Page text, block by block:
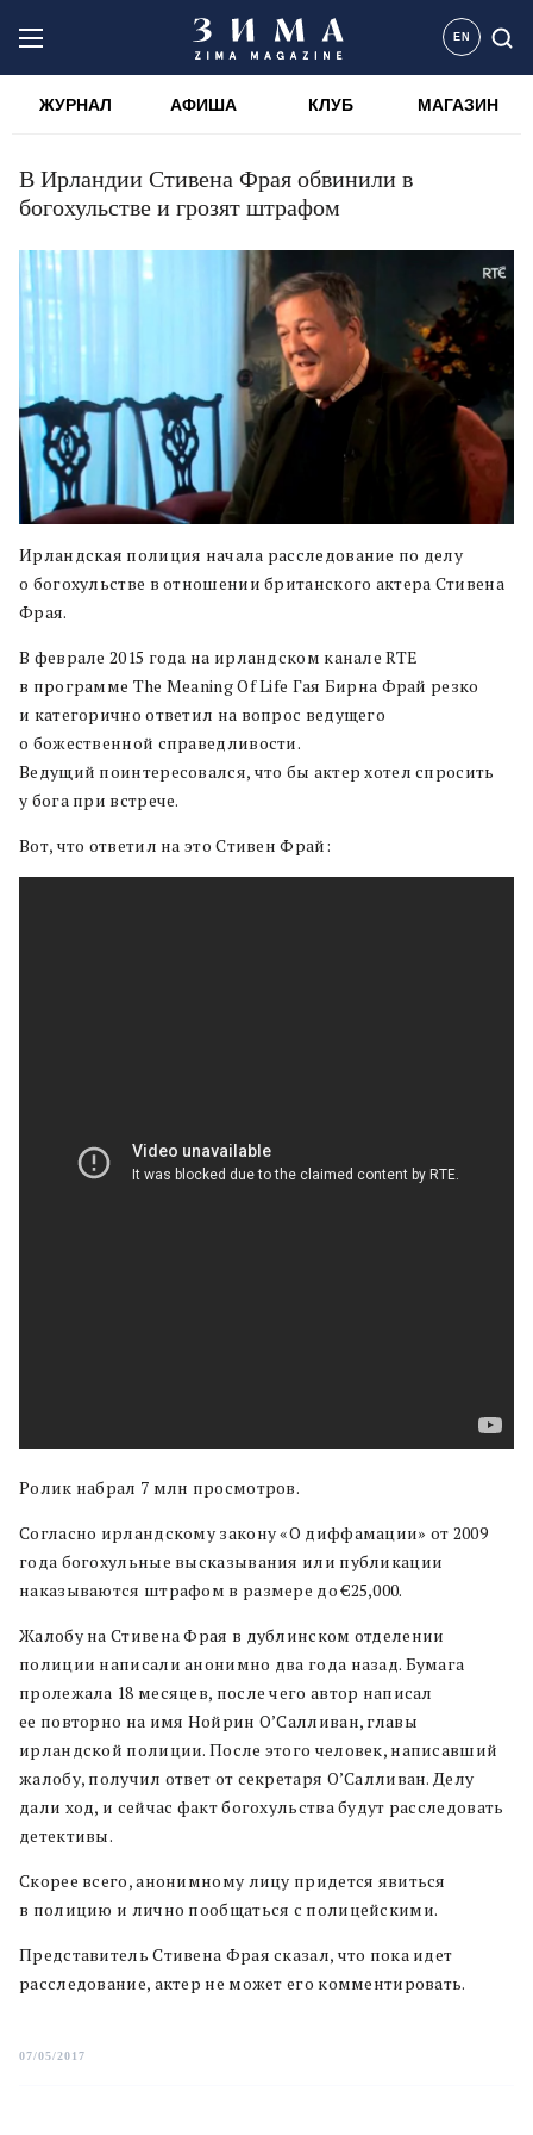
EN
ЖУРНАЛ АФИША КЛУБ МАГАЗИН
В Ирландии Стивена Фрая обвинили в
богохульстве и грозят штрафом
Ирландская полиция начала расследование по делу
о богохульстве в отношении британского актера Стивена
Фрая.
В феврале 2015 года на ирландском канале RTE
в программе The Meaning Of Life Гая Бирна Фрай резко
и категорично ответил на вопрос ведущего
о божественной справедливости.
Ведущий поинтересовался, что бы актер хотел спросить
у бога при встрече.
Вот, что ответил на это Стивен Фрай:
Ролик набрал 7 млн просмотров.
Согласно ирландскому закону «О диффамации» от 2009
года богохульные высказывания или публикации
наказываются штрафом в размере до €25,000.
Жалобу на Стивена Фрая в дублинском отделении
полиции написали анонимно два года назад. Бумага
пролежала 18 месяцев, после чего автор написал
ее повторно на имя Нойрин О’Салливан, главы
ирландской полиции. После этого человек, написавший
жалобу, получил ответ от секретаря О’Салливан. Делу
дали ход, и сейчас факт богохульства будут расследовать
детективы.
Скорее всего, анонимному лицу придется явиться
в полицию и лично пообщаться с полицейскими.
Представитель Стивена Фрая сказал, что пока идет
расследование, актер не может его комментировать.
07/05/2017